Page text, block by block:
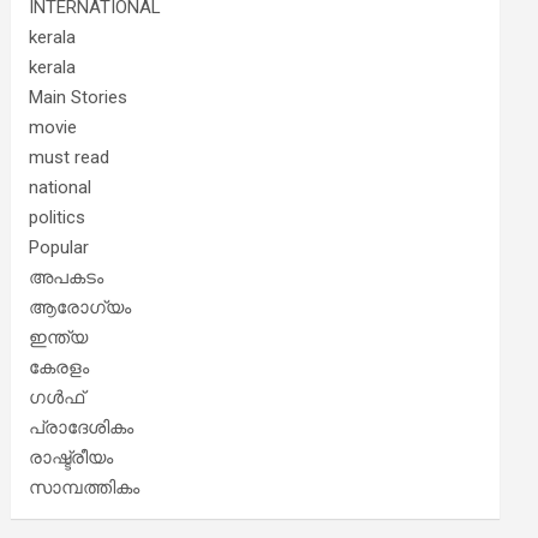
INTERNATIONAL
kerala
kerala
Main Stories
movie
must read
national
politics
Popular
അപകടം
ആരോഗ്യം
ഇന്ത്യ
കേരളം
ഗൾഫ്
പ്രാദേശികം
രാഷ്ട്രീയം
സാമ്പത്തികം